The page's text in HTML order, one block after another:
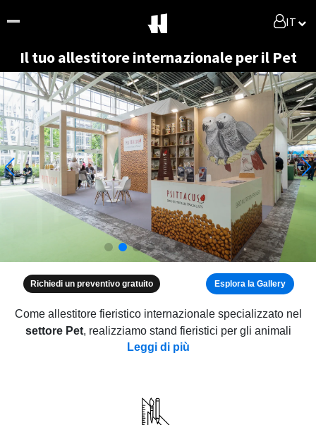
IT
Il tuo allestitore internazionale per il Pet
Richiedi un preventivo gratuito Esplora la Gallery
Come allestitore fieristico internazionale specializzato nel
settore Pet, realizziamo stand fieristici per gli animali
domestici che vanno oltre la semplice esposizione di
impatto concreto nelle fiere pet internazionali. Siamo
partner di riferimento per i principali marchi del pet a livello
Leggi di più